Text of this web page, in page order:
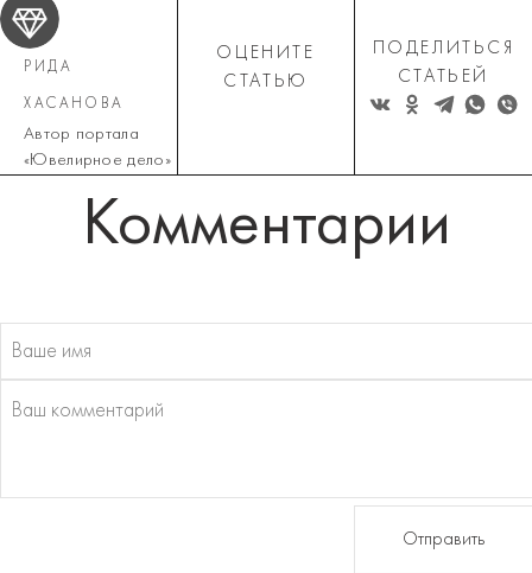
РИДА
ХАСАНОВА
Автор портала
«Ювелирное дело»
ОЦЕНИТЕ
СТАТЬЮ
ПОДЕЛИТЬСЯ
СТАТЬЕЙ
Комментарии
Отправить